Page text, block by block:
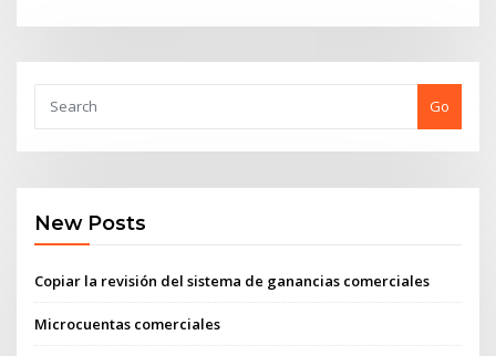
Go
New Posts
Copiar la revisión del sistema de ganancias comerciales
Microcuentas comerciales